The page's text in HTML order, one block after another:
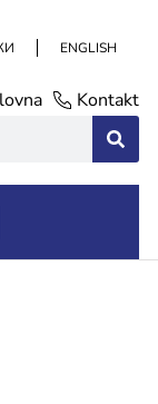
ENGLISH
Kontakt